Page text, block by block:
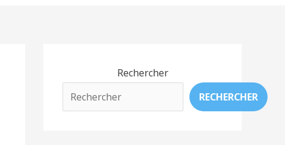
Rechercher
RECHERCHER